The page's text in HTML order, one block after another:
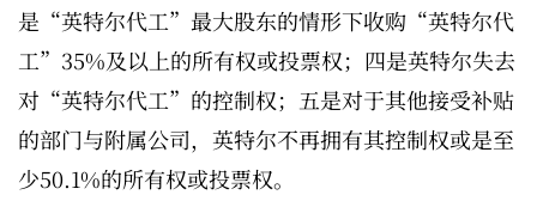
是“英特尔代工”最大股东的情形下收购“英特尔代
工”35%及以上的所有权或投票权；四是英特尔失去
对“英特尔代工”的控制权；五是对于其他接受补贴
的部门与附属公司，英特尔不再拥有其控制权或是至
少50.1%的所有权或投票权。